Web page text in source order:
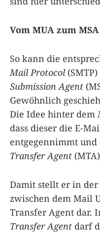
Vom MUA zum MSA
So kann die
Mail Protocol
Submission Agent
Gewöhnlich
Die Idee hinter dem
dass dieser die E-
entgegennimmt
Transfer Agent
Damit stellt er in
zwischen dem Mail
Transfer Agent dar.
Transfer Agent darf